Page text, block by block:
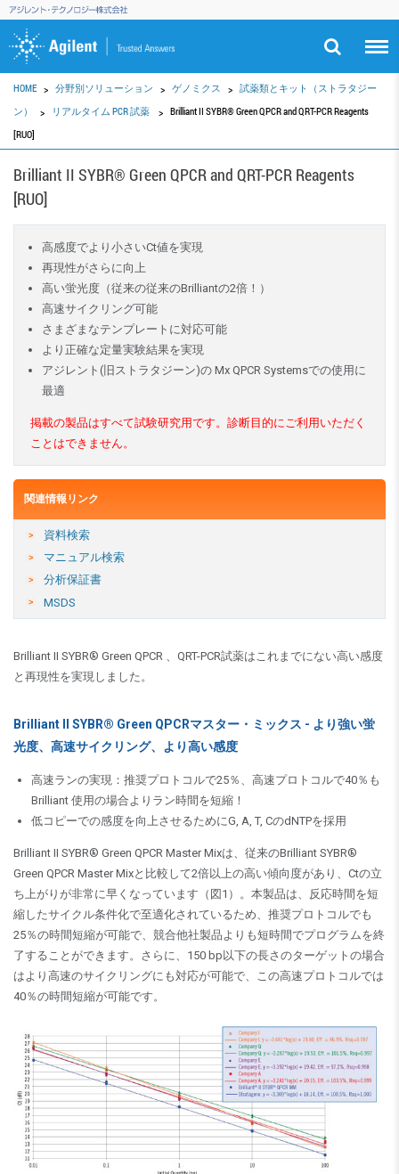
HOME 分野別ソリューション ゲノミクス
試薬類とキット（ストラタジー
ン）
リアルタイム PCR 試薬
Brilliant II SYBR® Green QPCR and QRT-PCR Reagents
[RUO]
Brilliant II SYBR® Green QPCR and QRT-PCR Reagents
[RUO]
高感度でより小さいCt値を実現
再現性がさらに向上
高い蛍光度（従来の従来のBrilliantの2倍！）
高速サイクリング可能
さまざまなテンプレートに対応可能
より正確な定量実験結果を実現
アジレント(旧ストラタジーン)の Mx QPCR Systemsでの使用に
最適
掲載の製品はすべて試験研究用です。診断目的にご利用いただく
ことはできません。
関連情報リンク
資料検索
マニュアル検索
分析保証書
MSDS
Brilliant II SYBR® Green QPCR 、QRT-PCR試薬はこれまでにない高い感度
と再現性を実現しました。
Brilliant II SYBR® Green QPCRマスター・ミックス - より強い蛍
光度、高速サイクリング、より高い感度
高速ランの実現：推奨プロトコルで25％、高速プロトコルで40％も
Brilliant 使用の場合よりラン時間を短縮！
低コピーでの感度を向上させるためにG, A, T, CのdNTPを採用
Brilliant II SYBR® Green QPCR Master Mixは、従来のBrilliant SYBR®
Green QPCR Master Mixと比較して2倍以上の高い傾向度があり、Ctの立
ち上がりが非常に早くなっています（図1）。本製品は、反応時間を短
縮したサイクル条件化で至適化されているため、推奨プロトコルでも
25％の時間短縮が可能で、競合他社製品よりも短時間でプログラムを終
了することができます。さらに、150 bp以下の長さのターゲットの場合
はより高速のサイクリングにも対応が可能で、この高速プロトコルでは
40％の時間短縮が可能です。